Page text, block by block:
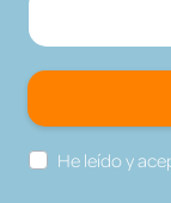
He leído y